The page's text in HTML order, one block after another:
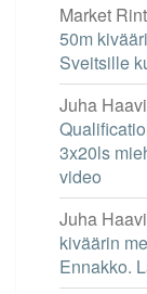
Market
50m
Sveitsille
Juha
3x20ls
video
Juha
kiväärin
Ennakko.